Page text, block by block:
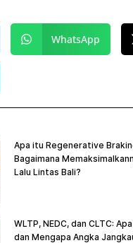
WhatsApp
Apa itu Regenerative
Bagaimana
Lalu Lintas Bali?
WLTP, NEDC, dan CLTC:
dan Mengapa Angka